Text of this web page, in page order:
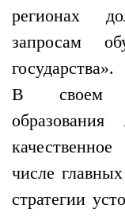
регионах
запросам
государства».
В своем
числе
стратегии